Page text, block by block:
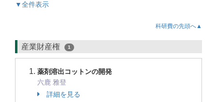
▼全件表示
科研費の先頭へ▲
産業財産権 1
薬剤溶出コットンの開発
六鹿 雅登
詳細を見る